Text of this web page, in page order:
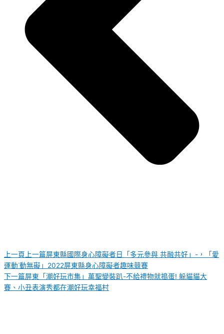
上一頁 上一篇屏東縣國際身心障礙者日「多元參與 共融共好」-，「愛
運動˙動無礙」2022屏東縣身心障礙者趣味競賽
下一篇屏東「潮好玩市集」萬聖變裝趴-不給禮物就搗蛋! 躲貓貓大
賽、小丑表演秀都在潮好玩幸福村